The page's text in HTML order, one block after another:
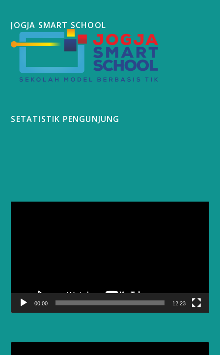
JOGJA SMART SCHOOL
SETATISTIK PENGUNJUNG
00:00 12:23